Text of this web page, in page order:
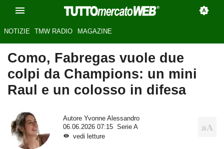
NOTIZIE TMW RADIO MAGAZINE
Como, Fabregas vuole due
colpi da Champions: un mini
Raul e un colosso in difesa
Autore Yvonne Alessandro
06.06.2026 07:15
Serie A
vedi letture